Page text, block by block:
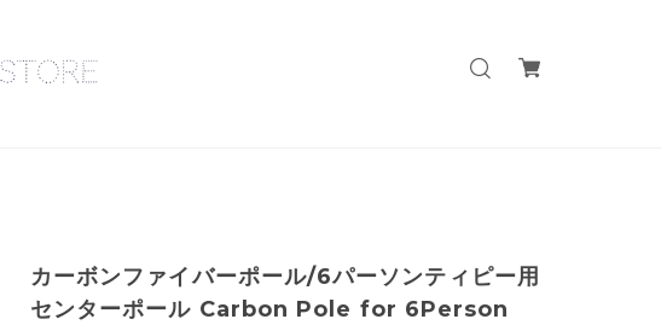
カーボンファイバーポール/6パーソンティピー用
センターポール Carbon Pole for 6Person